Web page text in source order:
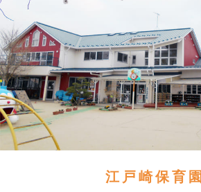
江戸崎保育園